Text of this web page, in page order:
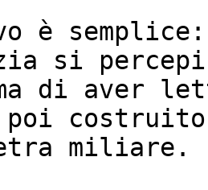
è semplice:
si
di aver
poi
miliare.